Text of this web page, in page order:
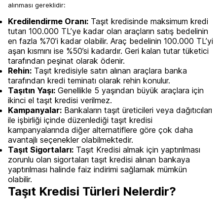
alınması gereklidir:
Kredilendirme Oranı: Taşıt kredisinde maksimum kredi
tutarı 100.000 TL’ye kadar olan araçların satış bedelinin
en fazla %70’i kadar olabilir. Araç bedelinin 100.000 TL’yi
aşan kısmını ise %50’si kadardır. Geri kalan tutar tüketici
tarafından peşinat olarak ödenir.
Rehin: Taşıt kredisiyle satın alınan araçlara banka
tarafından kredi teminatı olarak rehin konulur.
Taşıtın Yaşı: Genellikle 5 yaşından büyük araçlara için
ikinci el taşıt kredisi verilmez.
Kampanyalar: Bankaların taşıt üreticileri veya dağıtıcıları
ile işbirliği içinde düzenlediği taşıt kredisi
kampanyalarında diğer alternatiflere göre çok daha
avantajlı seçenekler olabilmektedir.
Taşıt Sigortaları: Taşıt Kredisi almak için yaptırılması
zorunlu olan sigortaları taşıt kredisi alınan bankaya
yaptırılması halinde faiz indirimi sağlamak mümkün
olabilir.
Taşıt Kredisi Türleri Nelerdir?